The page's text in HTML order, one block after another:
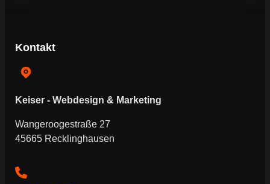
Kontakt
Keiser - Webdesign & Marketing
Wangeroogestraße 27
45665 Recklinghausen